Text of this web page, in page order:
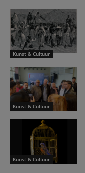
Kunst & Cultuur
Kunst & Cultuur
Kunst & Cultuur